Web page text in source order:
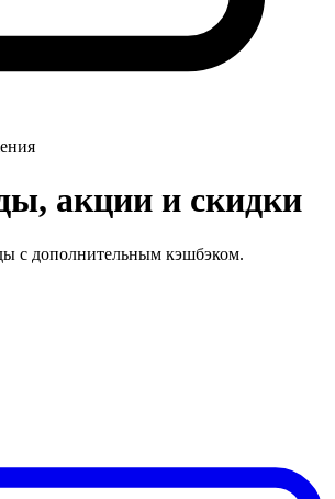
акции и скидки
с дополнительным кэшбэком.